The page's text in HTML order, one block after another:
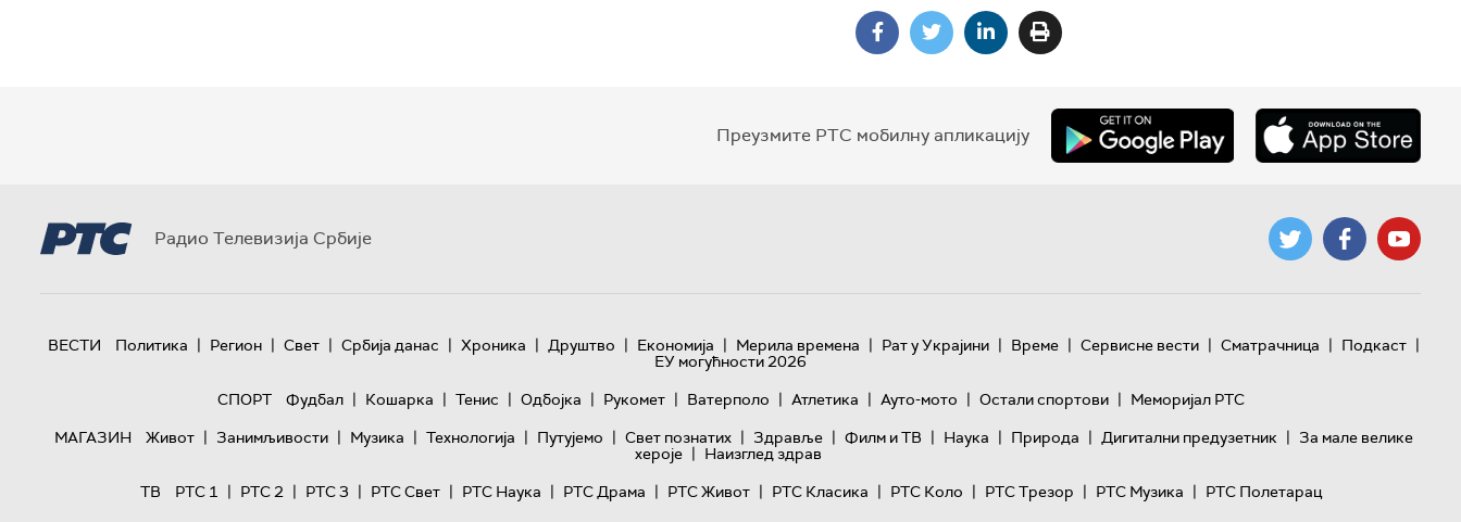
Преузмите РТС мобилну апликацију
Радио Телевизија Србије
ВЕСТИ Политика | Регион | Свет | Србија данас | Хроника | Друштво | Економија | Мерила времена | Рат у Украјини | Време | Сервисне вести | Сматрачница | Подкаст |
ЕУ могућности 2026
СПОРТ
Фудбал | Кошарка | Тенис | Одбојка | Рукомет | Ватерполо | Атлетика | Ауто-мото | Остали спортови | Меморијал РТС
МАГАЗИН
Живот | Занимљивости | Музика | Технологијa | Путујемо | Свет познатих | Здравље | Филм и ТВ | Наука | Природа | Дигитални предузетник | За мале велике
хероје | Наизглед здрав
ТВ
РТС 1 | РТС 2 | РТС 3 | РТС Свет | РТС Наука | РТС Драма | РТС Живот | РТС Класика | РТС Коло | РТС Трезор | РТС Музика | РТС Полетарац